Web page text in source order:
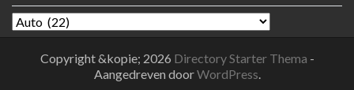
Categorieën
Copyright &kopie; 2026 Directory Starter Thema -
Aangedreven doorWordPress